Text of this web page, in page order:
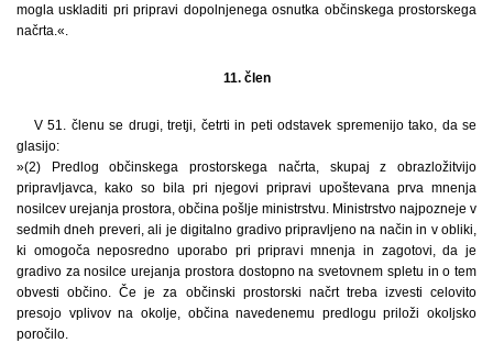
mogla uskladiti pri pripravi dopolnjenega osnutka občinskega prostorskega
načrta.«.
11. člen
V 51. členu se drugi, tretji, četrti in peti odstavek spremenijo tako, da se
glasijo:
»(2) Predlog občinskega prostorskega načrta, skupaj z obrazložitvijo
pripravljavca, kako so bila pri njegovi pripravi upoštevana prva mnenja
nosilcev urejanja prostora, občina pošlje ministrstvu. Ministrstvo najpozneje v
sedmih dneh preveri, ali je digitalno gradivo pripravljeno na način in v obliki,
ki omogoča neposredno uporabo pri pripravi mnenja in zagotovi, da je
gradivo za nosilce urejanja prostora dostopno na svetovnem spletu in o tem
obvesti občino. Če je za občinski prostorski načrt treba izvesti celovito
presojo vplivov na okolje, občina navedenemu predlogu priloži okoljsko
poročilo.